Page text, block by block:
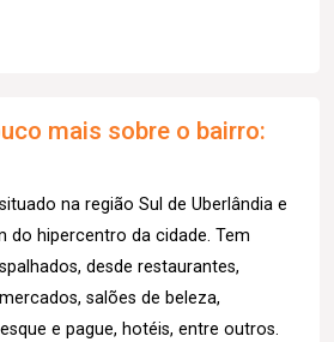
mais sobre o bairro:
na região Sul de Uberlândia e
do hipercentro da cidade. Tem
desde restaurantes,
salões de beleza,
e pague, hotéis, entre outros.